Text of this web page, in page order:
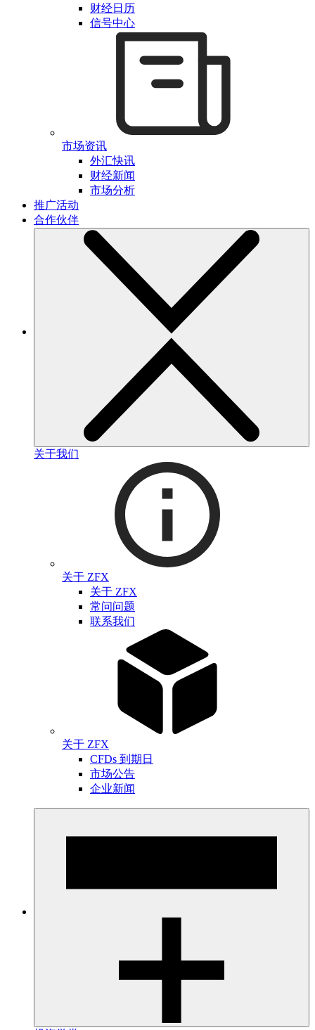
财经日历
信号中心
市场资讯
外汇快讯
财经新闻
市场分析
推广活动
合作伙伴
关于我们
关于 ZFX
关于 ZFX
常问问题
联系我们
关于 ZFX
CFDs 到期日
市场公告
企业新闻